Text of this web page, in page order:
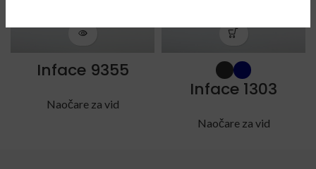
Inface 9355
Naočare za vid
Inface 1303
Naočare za vid